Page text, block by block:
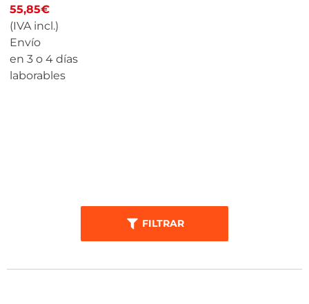
55,85€
(IVA incl.)
Envío
en 3 o 4 días
laborables
FILTRAR